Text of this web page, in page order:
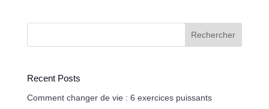
Rechercher
Recent Posts
Comment changer de vie : 6 exercices puissants